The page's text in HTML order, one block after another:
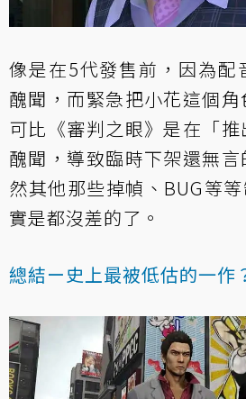
像是在5代發售前，因為配
醜聞，而緊急把小花這個
可比《審判之眼》是在「
醜聞，導致臨時下架還無
然其他那些掉幀、BUG等
實是都沒差的了。
總結ー史上最被低估的一作